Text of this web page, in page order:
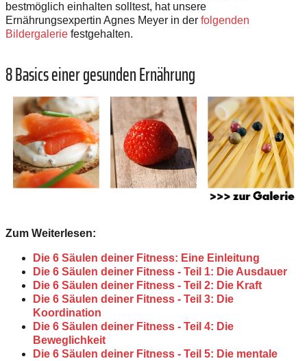
bestmöglich einhalten solltest, hat unsere
Ernährungsexpertin Agnes Meyer in der folgenden
Bildergalerie festgehalten.
8 Basics einer gesunden Ernährung
Zum Weiterlesen:
Die 6 Säulen deiner Fitness: Eine Einleitung
Die 6 Säulen deiner Fitness - Teil 1: Die Ausdauer
Die 6 Säulen deiner Fitness - Teil 2: Die Kraft
Die 6 Säulen deiner Fitness - Teil 3: Die
Koordination
Die 6 Säulen deiner Fitness - Teil 4: Die
Beweglichkeit
Die 6 Säulen deiner Fitness - Teil 5: Die mentale